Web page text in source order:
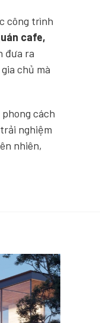
công trình
cafe,
đưa ra
chủ mà
cách
nghiệm
nhiên,